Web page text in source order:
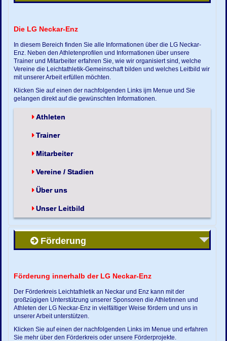
Die LG Neckar-Enz
In diesem Bereich finden Sie alle Informationen über die LG Neckar-
Enz. Neben den Athletenprofilen und Informationen über unsere
Trainer und Mitarbeiter erfahren Sie, wie wir organisiert sind, welche
Vereine die Leichtathletik-Gemeinschaft bilden und welches Leitbild wir
mit unserer Arbeit erfüllen möchten.
Klicken Sie auf einen der nachfolgenden Links ijm Menue und Sie
gelangen direkt auf die gewünschten Informationen.
Athleten
Trainer
Mitarbeiter
Vereine / Stadien
Über uns
Unser Leitbild
Förderung
Förderung innerhalb der LG Neckar-Enz
Der Förderkreis Leichtathletik an Neckar und Enz kann mit der
großzügigen Unterstützung unserer Sponsoren die Athletinnen und
Athleten der LG Neckar-Enz in vielfältiger Weise fördern und uns in
unserer Arbeit unterstützen.
Klicken Sie auf einen der nachfolgenden Links im Menue und erfahren
Sie mehr über den Förderkreis oder unsere Förderprojekte.